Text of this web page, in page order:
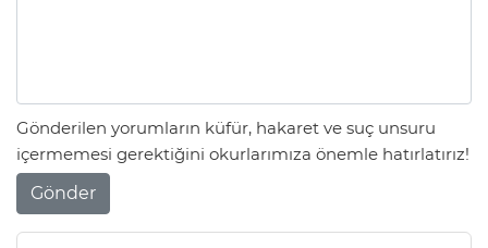
Gönderilen yorumların küfür, hakaret ve suç unsuru
içermemesi gerektiğini okurlarımıza önemle hatırlatırız!
Gönder